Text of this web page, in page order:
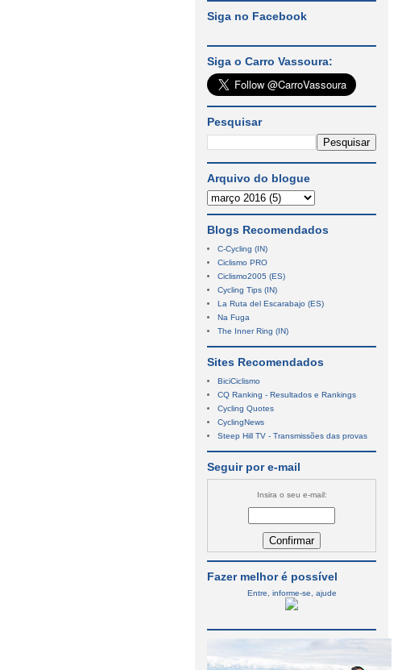
Siga no Facebook
Siga o Carro Vassoura:
Pesquisar
Arquivo do blogue
Blogs Recomendados
C-Cycling (IN)
Ciclismo PRO
Ciclismo2005 (ES)
Cycling Tips (IN)
La Ruta del Escarabajo (ES)
Na Fuga
The Inner Ring (IN)
Sites Recomendados
BiciCiclismo
CQ Ranking - Resultados e Rankings
Cycling Quotes
CyclingNews
Steep Hill TV - Transmissões das provas
Seguir por e-mail
Insira o seu e-mail:
Fazer melhor é possível
Entre, informe-se, ajude